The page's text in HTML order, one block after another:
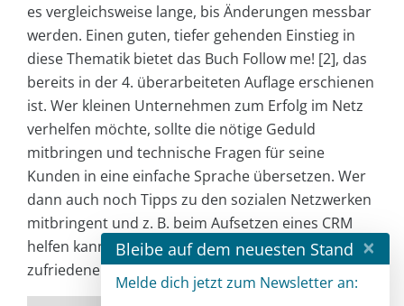
es vergleichsweise lange, bis Änderungen messbar
werden. Einen guten, tiefer gehenden Einstieg in
diese Thematik bietet das Buch Follow me! [2], das
bereits in der 4. überarbeiteten Auflage erschienen
ist. Wer kleinen Unternehmen zum Erfolg im Netz
verhelfen möchte, sollte die nötige Geduld
mitbringen und technische Fragen für seine
Kunden in eine einfache Sprache übersetzen. Wer
dann auch noch Tipps zu den sozialen Netzwerken
mitbringent und z. B. beim Aufsetzen eines CRM
helfen kann, der findet am Ende (zumeist) auch
zufriedene Kunden, die einen weiterempfehlen.
Bleibe auf dem neuesten Stand ×
Melde dich jetzt zum Newsletter an: